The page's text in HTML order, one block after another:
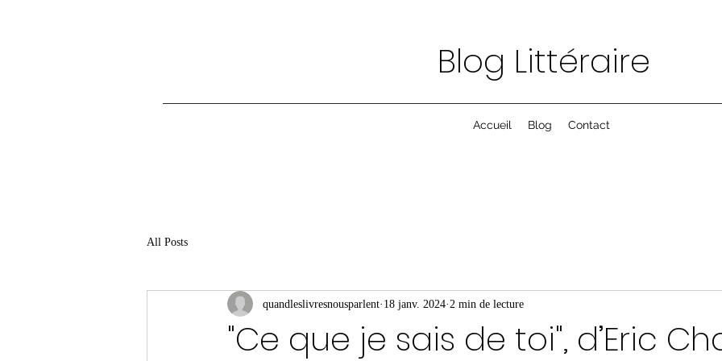
Blog Littéraire
Accueil Blog Contact
All Posts
"Ce que je sais de toi", d’Eric
quandleslivresnousparlent 18 janv. 2024 2 min de lecture